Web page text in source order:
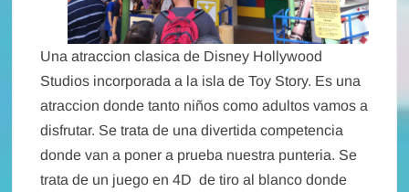
Una atraccion clasica de Disney Hollywood
Studios incorporada a la isla de Toy Story. Es una
atraccion donde tanto niños como adultos vamos a
disfrutar. Se trata de una divertida competencia
donde van a poner a prueba nuestra punteria. Se
trata de un juego en 4D de tiro al blanco donde